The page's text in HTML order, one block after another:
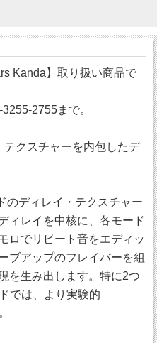
Kanda】取り扱い商品で
2755まで。
クスチャーを内包したデ
のディレイ・テクスチャー
ィレイを中核に、各モード
ロでリピート音をエディッ
ブアップのフレイバーを組
を生み出します。特に2つ
では、より実験的